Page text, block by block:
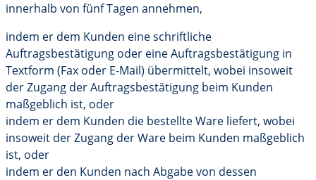
innerhalb von fünf Tagen annehmen,
indem er dem Kunden eine schriftliche
Auftragsbestätigung oder eine Auftragsbestätigung in
Textform (Fax oder E-Mail) übermittelt, wobei insoweit
der Zugang der Auftragsbestätigung beim Kunden
maßgeblich ist, oder
indem er dem Kunden die bestellte Ware liefert, wobei
insoweit der Zugang der Ware beim Kunden maßgeblich
ist, oder
indem er den Kunden nach Abgabe von dessen